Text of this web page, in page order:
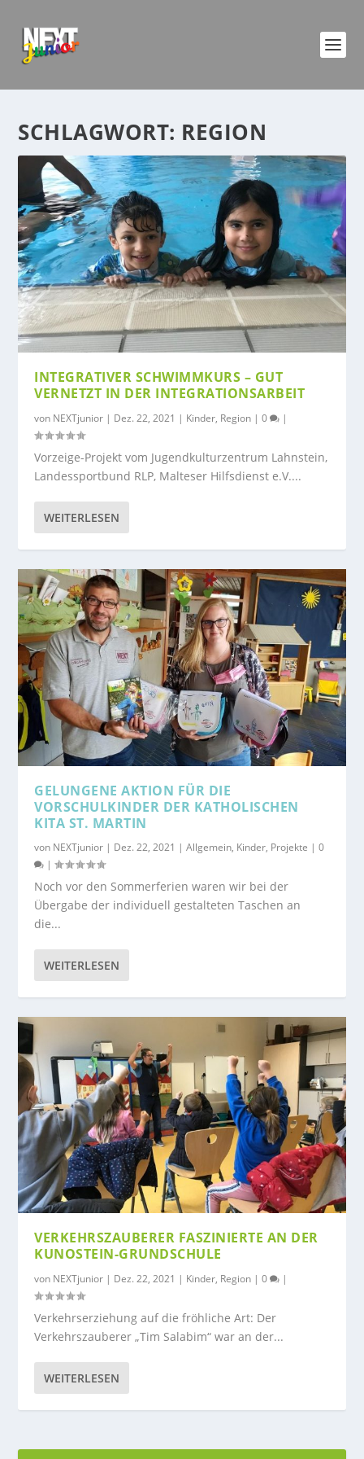
SCHLAGWORT: REGION
INTEGRATIVER SCHWIMMKURS – GUT
VERNETZT IN DER INTEGRATIONSARBEIT
von NEXTjunior | Dez. 22, 2021 | Kinder, Region |0 |
Vorzeige-Projekt vom Jugendkulturzentrum Lahnstein,
Landessportbund RLP, Malteser Hilfsdienst e.V....
WEITERLESEN
GELUNGENE AKTION FÜR DIE
VORSCHULKINDER DER KATHOLISCHEN
KITA ST. MARTIN
von NEXTjunior | Dez. 22, 2021 |Allgemein, Kinder, Projekte |0
|
Noch vor den Sommerferien waren wir bei der
Übergabe der individuell gestalteten Taschen an
die...
WEITERLESEN
VERKEHRSZAUBERER FASZINIERTE AN DER
KUNOSTEIN-GRUNDSCHULE
von NEXTjunior | Dez. 22, 2021 | Kinder, Region |0 |
Verkehrserziehung auf die fröhliche Art: Der
Verkehrszauberer „Tim Salabim“ war an der...
WEITERLESEN